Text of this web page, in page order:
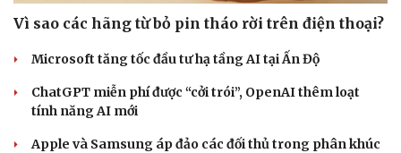
Vì sao các hãng từ bỏ pin tháo rời trên điện thoại?
Microsoft tăng tốc đầu tư hạ tầng AI tại Ấn Độ
ChatGPT miễn phí được “cởi trói”, OpenAI thêm loạt
tính năng AI mới
Apple và Samsung áp đảo các đối thủ trong phân khúc